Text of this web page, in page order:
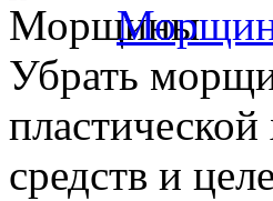
Убрать
средств и